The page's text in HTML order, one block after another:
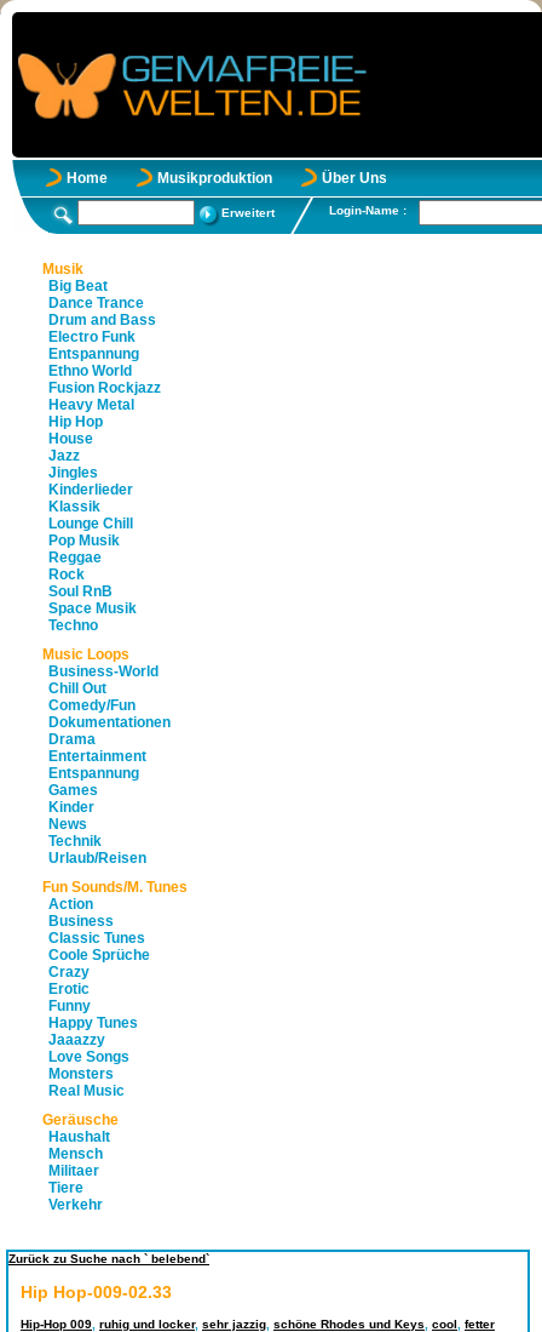
Home Musikproduktion Über Uns
Erweitert Login-Name :
Musik
Big Beat
Dance Trance
Drum and Bass
Electro Funk
Entspannung
Ethno World
Fusion Rockjazz
Heavy Metal
Hip Hop
House
Jazz
Jingles
Kinderlieder
Klassik
Lounge Chill
Pop Musik
Reggae
Rock
Soul RnB
Space Musik
Techno
Music Loops
Business-World
Chill Out
Comedy/Fun
Dokumentationen
Drama
Entertainment
Entspannung
Games
Kinder
News
Technik
Urlaub/Reisen
Fun Sounds/M. Tunes
Action
Business
Classic Tunes
Coole Sprüche
Crazy
Erotic
Funny
Happy Tunes
Jaaazzy
Love Songs
Monsters
Real Music
Geräusche
Haushalt
Mensch
Militaer
Tiere
Verkehr
Zurück zu Suche nach ` belebend`
Hip Hop-009-02.33
Hip-Hop 009 ruhig und locker, sehr jazzig schöne Rhodes und Keys cool
fetter